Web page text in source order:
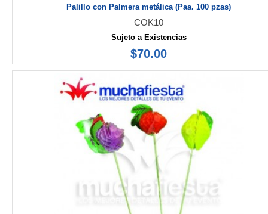
Palillo con Palmera metálica (Paa. 100 pzas)
COK10
Sujeto a Existencias
$70.00